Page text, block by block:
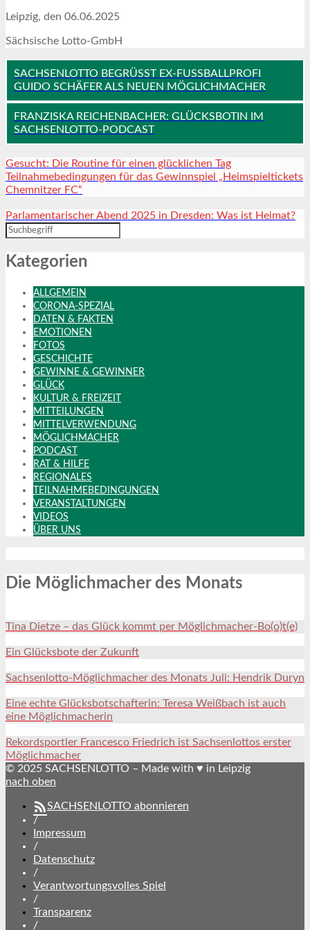
Leipzig, den 06.06.2025
Sächsische Lotto-GmbH
SACHSENLOTTO BEGRÜSST EX-FUSSBALLPROFI GU
IDO SCHÄFER ALS NEUEN MÖGLICHMACHER
FRANZISKA REICHENBACHER: GLÜCKSBOTIN IM
SACHSENLOTTO-PODCAST
Gesucht: Die Routine für einen glücklichen Tag
Teilnahmebedingungen für das Gewinnspiel „Heimspieltickets
Chemnitzer FC“
Parlamentarischer Abend 2025 in Dresden: Was ist Heimat?
Kategorien
ALLGEMEIN
CORONA-SPEZIAL
DATEN & FAKTEN
EMOTIONEN
FOTOS
GESCHICHTE
GEWINNE & GEWINNER
GLÜCK
KULTUR & FREIZEIT
MITTEILUNGEN
MITTELVERWENDUNG
MÖGLICHMACHER
PODCAST
RAT & HILFE
REGIONALES
TEILNAHMEBEDINGUNGEN
VERANSTALTUNGEN
VIDEOS
ÜBER UNS
Die Möglichmacher des Monats
Tina Dietze – das Glück kommt per Möglichmacher-Bo(o)t(e)
Ein Glücksbote der Zukunft
Sachsenlotto-Möglichmacher des Monats Juli: Hendrik Duryn
Eine echte Glücksbotschafterin: Teresa Weißbach ist auch
eine Möglichmacherin
Rekordsportler Francesco Friedrich ist Sachsenlottos erster
Möglichmacher
© 2025 SACHSENLOTTO – Made with ♥ in Leipzig
nach oben
SACHSENLOTTO abonnieren
/
Impressum
/
Datenschutz
/
Verantwortungsvolles Spiel
/
Transparenz
/